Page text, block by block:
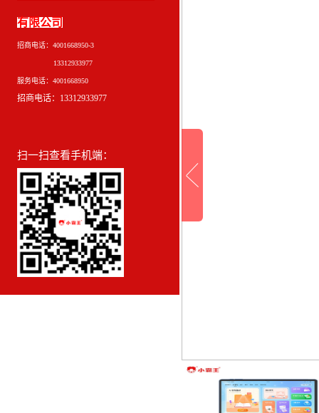
有限公司
招商电话：4001668950-3
13312933977
服务电话：4001668950
招商电话：13312933977
扫一扫查看手机端：